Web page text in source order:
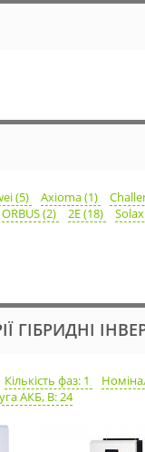
(5) Axioma (1)
ORBUS (2) 2E (18)
ГІБРИДНІ
Кількість фаз: 1
АКБ, В: 24